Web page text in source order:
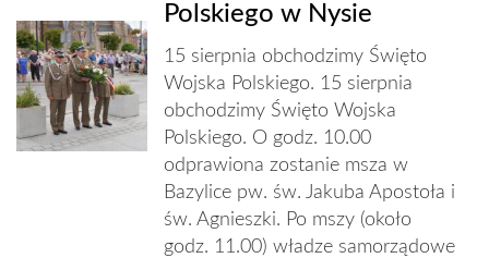
Polskiego w Nysie
15 sierpnia obchodzimy Święto
Wojska Polskiego. 15 sierpnia
obchodzimy Święto Wojska
Polskiego. O godz. 10.00
odprawiona zostanie msza w
Bazylice pw. św. Jakuba Apostoła i
św. Agnieszki. Po mszy (około
godz. 11.00) władze samorządowe